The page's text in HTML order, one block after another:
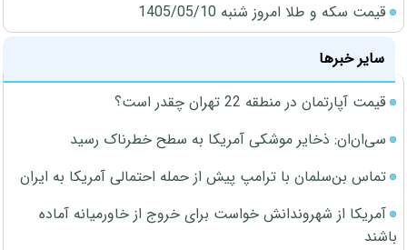
قیمت سکه و طلا امروز شنبه 1405/05/10
سایر خبرها
قیمت آپارتمان در منطقه 22 تهران چقدر است؟
سی‌ان‌ان: ذخایر موشکی آمریکا به سطح خطرناک رسید
تماس بن‌سلمان با ترامپ پیش از حمله احتمالی آمریکا به ایران
آمریکا از شهروندانش خواست برای خروج از خاورمیانه آماده
باشند